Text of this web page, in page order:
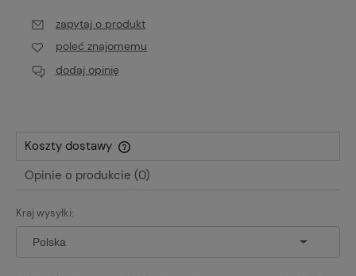
zapytaj o produkt
poleć znajomemu
dodaj opinię
Koszty dostawy
Cena nie zawiera ewentualnych kosztów płatności
Opinie o produkcie (0)
Kraj wysyłki: